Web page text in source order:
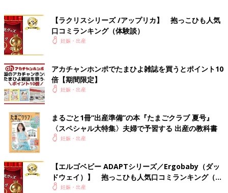
入れたりできるのが良いです。ただ、赤ちゃんがどの位置にくれ
ば正しいのかよくわからず試行錯誤しました。慣れても本当に大
丈夫かがわからず、赤ちゃんが苦しんでいないから大丈夫なの
か？と思いながら使っています。
使用期間
生後０カ月～現在も使用中
主な交通手段
居住地域
主に使用する人
ママ
大人の身長
子どもの体重
we76878d5d-0191（2025/1）
【ラクリスシリーズ /アップリカ】 抱っこひも人気
口コミランキング（体験談）
妊娠・出産
アカチャンホンポでたまひよ雑誌を買うとポイント10
倍【期間限定】
妊娠・出産
まるごと1冊“出産準備”の本『たまごクラブ 夏号』
〈スペシャル大特集〉夫婦で予習する 出産の教科書
妊娠・出産
【エルゴベビー ADAPTシリーズ／Ergobaby（ダッ
ドウェイ）】 抱っこひも人気口コミランキング（体
験談）妊娠・出産